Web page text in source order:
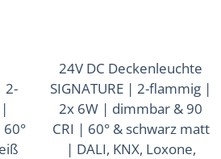
2-
24V DC Deckenleuchte
SIGNATURE | 2-flammig |
2x 6W | dimmbar & 90
CRI | 60° & schwarz matt
| DALI, KNX, Loxone,